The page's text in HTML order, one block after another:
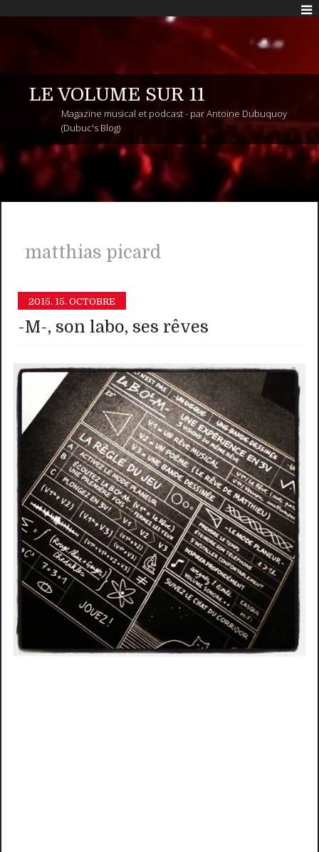
LE VOLUME SUR 11
Magazine musical et podcast - par Antoine Dubuquoy
(Dubuc's Blog)
matthias picard
2015. 15. OCTOBRE
-M-, son labo, ses rêves